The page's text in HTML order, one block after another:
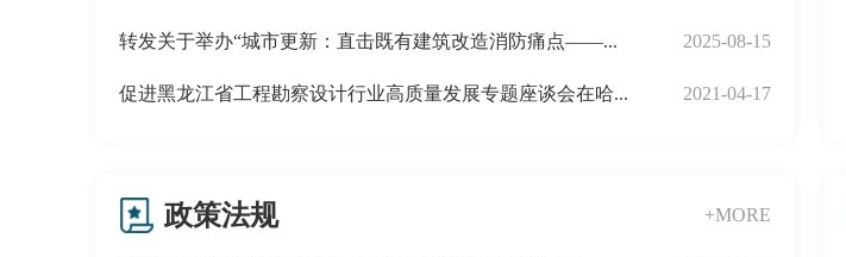
2025-08-15
转发关于举办“城市更新：直击既有建筑改造消防痛点——...
2021-04-17
促进黑龙江省工程勘察设计行业高质量发展专题座谈会在哈...
+MORE
政策法规